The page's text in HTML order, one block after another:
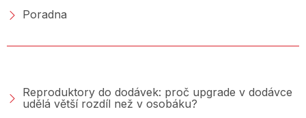
Poradna
Reproduktory do dodávek: proč upgrade v dodávce
udělá větší rozdíl než v osobáku?